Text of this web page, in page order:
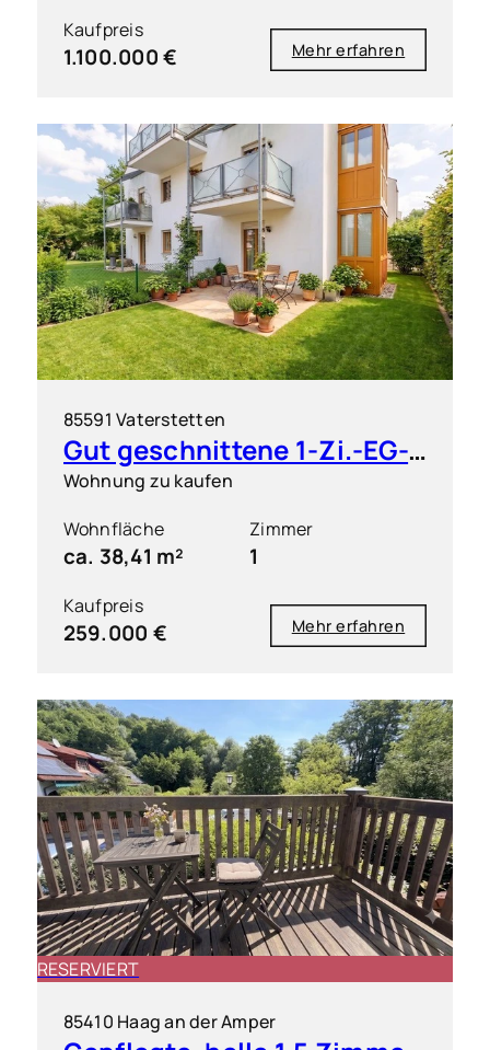
Kaufpreis
1.100.000 € Mehr erfahren
85591 Vaterstetten
Gut geschnittene 1-Zi.-EG-Wohnung mit großem Garten
Wohnung zu kaufen
Wohnfläche
ca. 38,41 m²
Zimmer
1
Kaufpreis
259.000 € Mehr erfahren
RESERVIERT
85410 Haag an der Amper